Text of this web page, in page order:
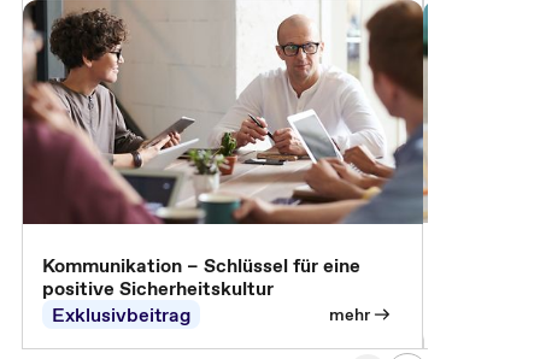
Kommunikation – Schlüssel für eine
positive Sicherheitskultur
Exklusivbeitrag
mehr